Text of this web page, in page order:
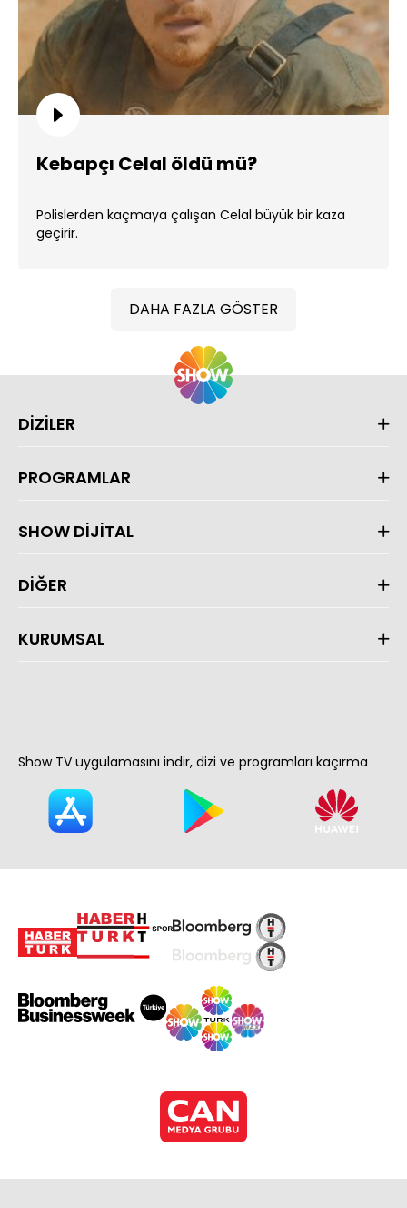
Kebapçı Celal öldü mü?
Polislerden kaçmaya çalışan Celal büyük bir kaza
geçirir.
DAHA FAZLA GÖSTER
DİZİLER
PROGRAMLAR
SHOW DİJİTAL
DİĞER
KURUMSAL
Show TV uygulamasını indir, dizi ve programları kaçırma